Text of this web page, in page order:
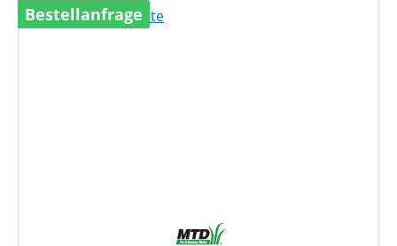
Bestellanfrage